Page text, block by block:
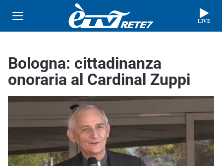
LIVE
Bologna: cittadinanza
onoraria al Cardinal Zuppi